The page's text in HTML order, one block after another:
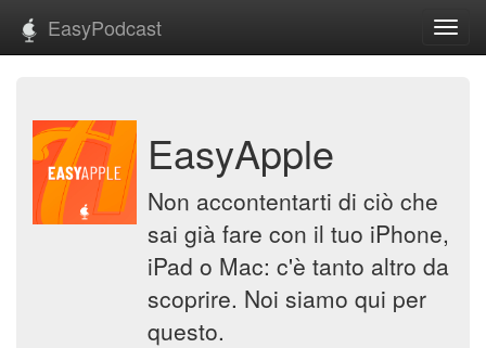
EasyPodcast
EasyApple
Non accontentarti di ciò che
sai già fare con il tuo iPhone,
iPad o Mac: c'è tanto altro da
scoprire. Noi siamo qui per
questo.